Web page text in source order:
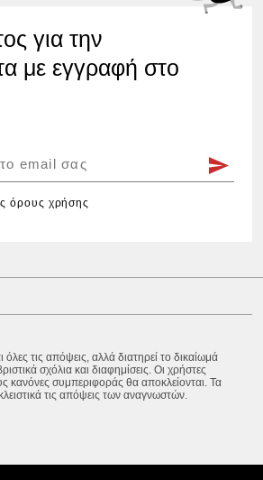
για την
με εγγραφή στο
όρους χρήσης
τις απόψεις, αλλά διατηρεί το δικαίωμά
σχόλια και διαφημίσεις. Οι χρήστες
κανόνες συμπεριφοράς θα αποκλείονται. Τα
τις απόψεις των αναγνωστών.